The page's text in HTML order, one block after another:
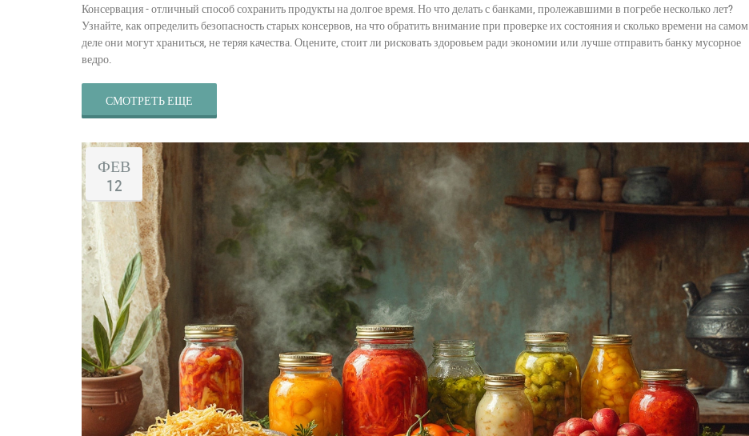
Консервация - отличный способ сохранить продукты на долгое время. Но что делать с банками, пролежавшими в погребе несколько лет?
Узнайте, как определить безопасность старых консервов, на что обратить внимание при проверке их состояния и сколько времени на самом
деле они могут храниться, не теряя качества. Оцените, стоит ли рисковать здоровьем ради экономии или лучше отправить банку мусорное
ведро.
СМОТРЕТЬ ЕЩЕ
ФЕВ
12